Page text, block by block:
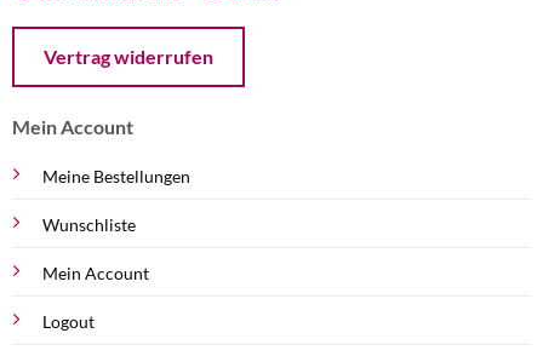
Vertrag widerrufen
Mein Account
Meine Bestellungen
Wunschliste
Mein Account
Logout